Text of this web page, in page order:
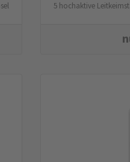
5 hochaktive